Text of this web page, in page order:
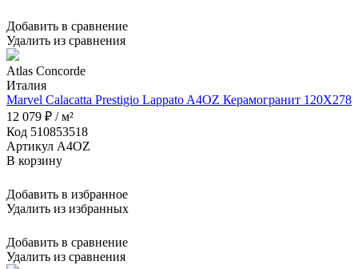
Добавить в сравнение
Удалить из сравнения
Atlas Concorde
Италия
Marvel Calacatta Prestigio Lappato A4OZ Керамогранит 120X278
12 079 ₽ / м²
Код 510853518
Артикул A4OZ
В корзину
Добавить в избранное
Удалить из избранных
Добавить в сравнение
Удалить из сравнения